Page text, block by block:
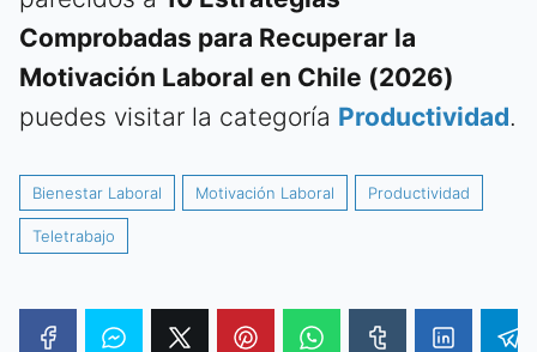
Comprobadas para Recuperar la
Motivación Laboral en Chile (2026)
puedes visitar la categoría Productividad.
Bienestar Laboral Motivación Laboral Productividad
Teletrabajo